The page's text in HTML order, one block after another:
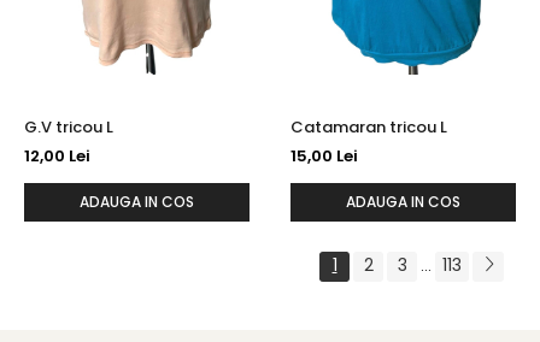
G.V tricou L
12,00 Lei
ADAUGA IN COS
Catamaran tricou L
15,00 Lei
ADAUGA IN COS
1 2 3 ... 113